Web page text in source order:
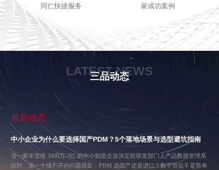
同仁快捷服务 家成功案例
LATEST NEWS
三品动态
最新动态
中小企业为什么要选择国产PDM？5个落地场景与选型避坑指南
当一家年营收 3000万-3亿 的中小制造企业决定给研发部门上产品数据管理系
统时，第一个绕不开的问题就是：PDM 选国产还是进口？数字背后不是简单